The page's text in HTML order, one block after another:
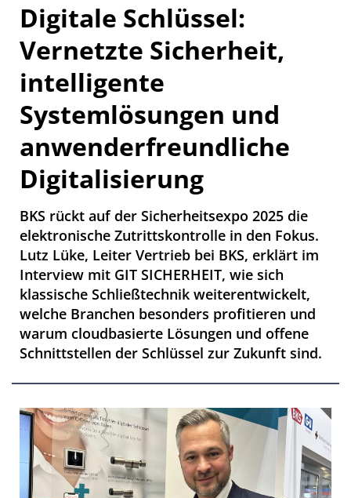
Digitale Schlüssel:
Vernetzte Sicherheit,
intelligente
Systemlösungen und
anwenderfreundliche
Digitalisierung
BKS rückt auf der Sicherheitsexpo 2025 die
elektronische Zutritts­kontrolle in den Fokus.
Lutz Lüke, Leiter Vertrieb bei BKS, erklärt im
Interview mit GIT SICHERHEIT, wie sich
klassische Schließtechnik weiterentwickelt,
welche Branchen besonders profitieren und
warum cloudbasierte ­Lösungen und offene
Schnittstellen der Schlüssel zur Zukunft sind.